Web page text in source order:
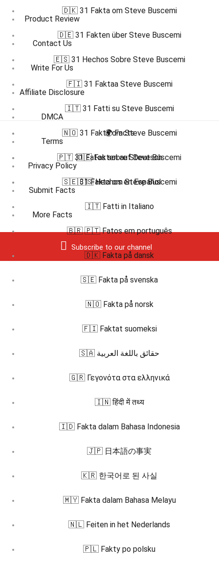
Product Review
Contact Us
Write For Us
Affiliate Disclosure
DMCA
Terms
Privacy Policy
Submit Facts
More Facts
Subscribe to our channel
🇩🇰 31 Fakta om Steve Buscemi
🇩🇪 31 Fakten über Steve Buscemi
🇪🇸 31 Hechos Sobre Steve Buscemi
🇫🇮 31 Faktaa Steve Buscemi
🇮🇹 31 Fatti su Steve Buscemi
🇳🇴 31 Fakta om Steve Buscemi
🇵🇹 31 Fatos sobre Steve Buscemi
🇸🇪 31 Fakta om Steve Buscemi
🌍 Facts
🇩🇪 Fakten auf Deutsch
🇪🇸 Hechos en Español
🇮🇹 Fatti in Italiano
🇧🇷 🇵🇹 Fatos em português
🇩🇰 Fakta på dansk
🇸🇪 Fakta på svenska
🇳🇴 Fakta på norsk
🇫🇮 Faktat suomeksi
🇸🇦 حقائق باللغة العربية
🇬🇷 Γεγονότα στα ελληνικά
🇮🇳 हिंदी में तथ्य
🇮🇩 Fakta dalam Bahasa Indonesia
🇯🇵 日本語の事実
🇰🇷 한국어로 된 사실
🇲🇾 Fakta dalam Bahasa Melayu
🇳🇱 Feiten in het Nederlands
🇵🇱 Fakty po polsku